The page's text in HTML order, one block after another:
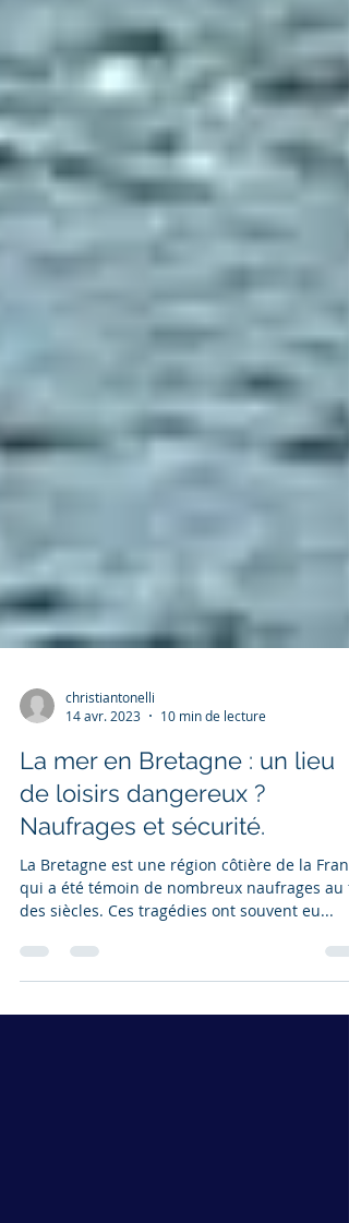
christiantonelli
14 avr. 2023
10 min de lecture
La mer en Bretagne : un lieu
de loisirs dangereux ?
Naufrages et sécurité.
La Bretagne est une région côtière de la
qui a été témoin de nombreux naufrages au